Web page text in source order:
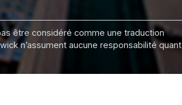
être considéré comme une traduction
n’assument aucune responsabilité quant